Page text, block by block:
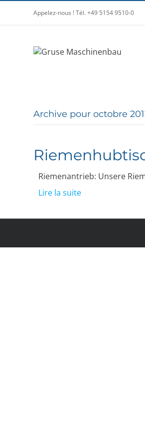
Appelez-nous ! Tél. +49 5154 9510-0
Archive pour octobre
Riemenantrieb: Unsere
Lire la suite